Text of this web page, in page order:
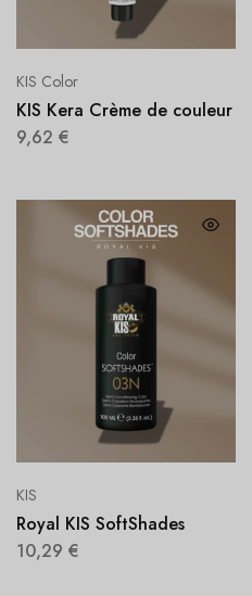
KIS Color
KIS Kera Crème de couleur
9,62 €
KIS
Royal KIS SoftShades
10,29 €